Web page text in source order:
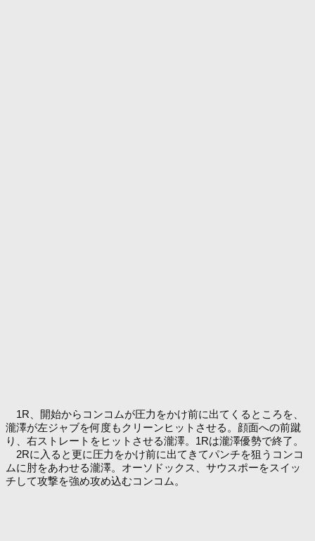
1R、開始からコンコムが圧力をかけ前に出てくるところを、
瀧澤が左ジャブを何度もクリーンヒットさせる。顔面への前蹴
り、右ストレートをヒットさせる瀧澤。1Rは瀧澤優勢で終了。
2Rに入ると更に圧力をかけ前に出てきてパンチを狙うコンコ
ムに肘をあわせる瀧澤。オーソドックス、サウスポーをスイッ
チして攻撃を強め攻め込むコンコム。